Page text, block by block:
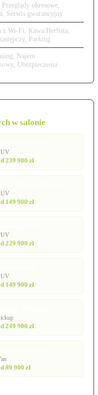
okresowe,
Serwis gwarancyjny
z Wi-Fi, Kawa/Herbata,
Parking
Najem
Ubezpieczenia
w salonie
239 900 zł
149 900 zł
229 900 zł
149 900 zł
249 900 zł
89 900 zł